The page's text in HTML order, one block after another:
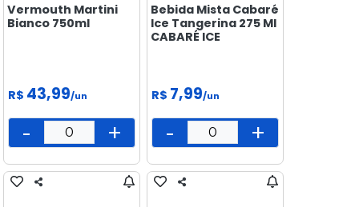
Vermouth Martini
Bianco 750ml
R$ 43,99/un
- +
Bebida Mista Cabaré
Ice Tangerina 275 Ml
CABARÉ ICE
R$ 7,99/un
- +